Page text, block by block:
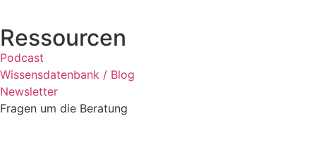
Ressourcen
Podcast
Wissensdatenbank / Blog
Newsletter
Fragen um die Beratung